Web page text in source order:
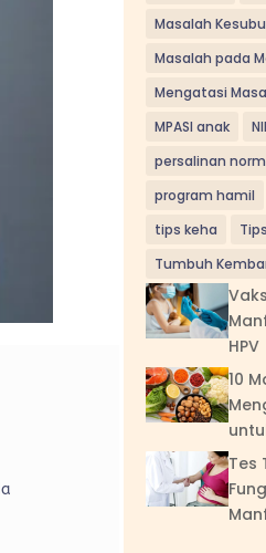
Masalah
Masalah pada
Mengatasi
MPASI anak
persalinan
program hamil
tips keha
Tumbuh
HPV
10
Tes